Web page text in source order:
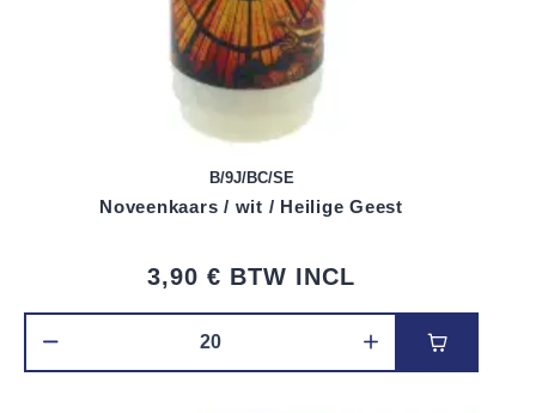
B/9J/BC/SE
Noveenkaars / wit / Heilige Geest
3,90 € BTW INCL
Voeg toe